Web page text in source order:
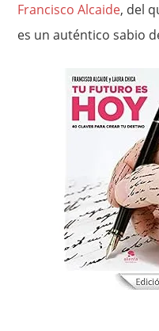
Francisco Alcaide, del
es un auténtico sabio